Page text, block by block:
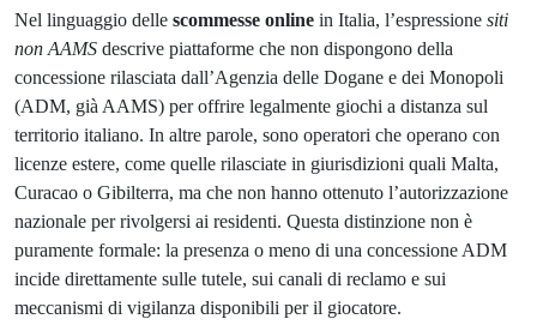
Nel linguaggio delle scommesse online in Italia, l’espressione siti
non AAMS descrive piattaforme che non dispongono della
concessione rilasciata dall’Agenzia delle Dogane e dei Monopoli
(ADM, già AAMS) per offrire legalmente giochi a distanza sul
territorio italiano. In altre parole, sono operatori che operano con
licenze estere, come quelle rilasciate in giurisdizioni quali Malta,
Curacao o Gibilterra, ma che non hanno ottenuto l’autorizzazione
nazionale per rivolgersi ai residenti. Questa distinzione non è
puramente formale: la presenza o meno di una concessione ADM
incide direttamente sulle tutele, sui canali di reclamo e sui
meccanismi di vigilanza disponibili per il giocatore.